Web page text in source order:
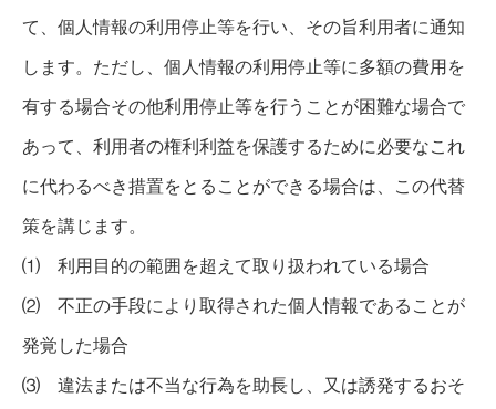
て、個人情報の利用停止等を行い、その旨利用者に通知
します。ただし、個人情報の利用停止等に多額の費用を
有する場合その他利用停止等を行うことが困難な場合で
あって、利用者の権利利益を保護するために必要なこれ
に代わるべき措置をとることができる場合は、この代替
策を講じます。
⑴ 利用目的の範囲を超えて取り扱われている場合
⑵ 不正の手段により取得された個人情報であることが
発覚した場合
⑶ 違法または不当な行為を助長し、又は誘発するおそ